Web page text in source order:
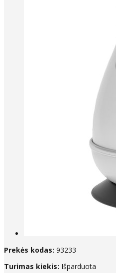
Prekės kodas: 93233
Turimas kiekis: Išparduota